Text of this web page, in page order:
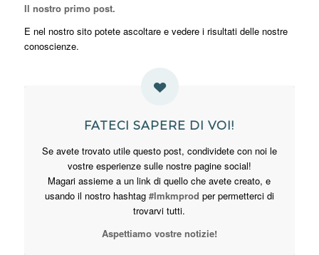
Il nostro primo post.
E nel nostro sito potete ascoltare e vedere i risultati delle nostre
conoscienze.
FATECI SAPERE DI VOI!
Se avete trovato utile questo post, condividete con noi le
vostre esperienze sulle nostre pagine social!
Magari assieme a un link di quello che avete creato, e
usando il nostro hashtag#lmkmprod per permetterci di
trovarvi tutti.
Aspettiamo vostre notizie!